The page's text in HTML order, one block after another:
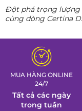
Đột phá trọng lượng
cùng dòng Certina
tác thể thao cá tính
Tuần lễ đồng hồ
Đồng hồ Galle!
MUA HÀNG ONLINE
24/7
Tất cả các ngày
trong tuần